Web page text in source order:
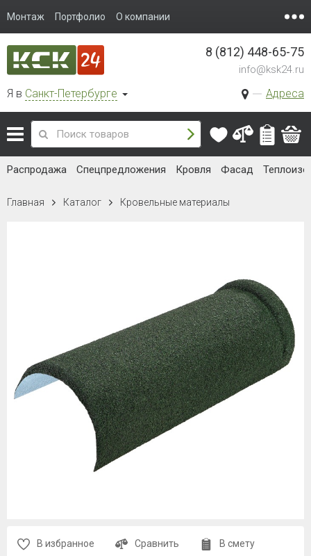
Монтаж Портфолио О компании
Я в Санкт-Петербурге Адреса
8 (812) 448-65-75
info@ksk24.ru
Распродажа Спецпредложения Кровля Фасад
Главная Каталог Кровельные материалы
В избранное Сравнить В смету